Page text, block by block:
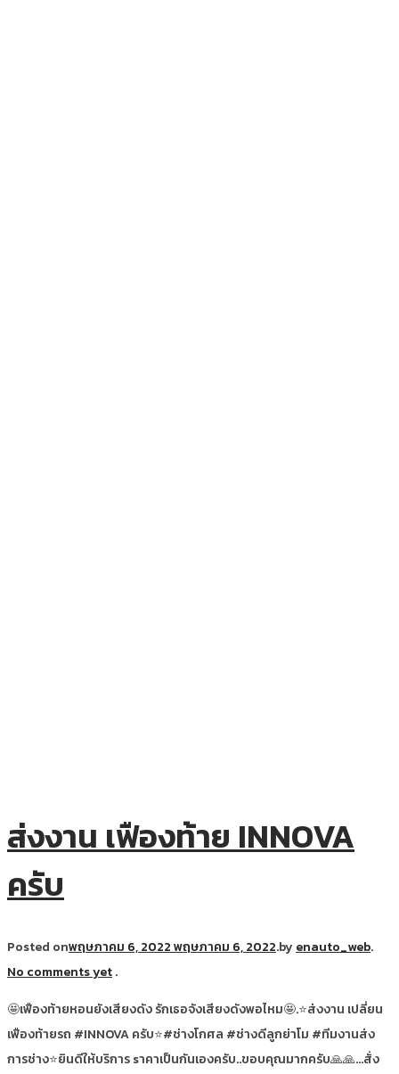
ส่งงาน เฟืองท้าย INNOVA
ครับ
Posted onพฤษภาคม 6, 2022พฤษภาคม 6, 2022.by enauto_web.
No comments yet.
🤩เฟืองท้ายหอนยังเสียงดัง รักเธอจังเสียงดังพอไหม🤩.⭐ส่งงาน เปลี่ยน
เฟืองท้ายรถ #INNOVA ครับ⭐#ช่างโกศล #ช่างดีลูกย่าโม #ทีมงานส่ง
การช่าง⭐ยินดีให้บริการ sาคาเป็นกันเองครับ..ขอบคุณมากครับ🙏🙏…สั่ง